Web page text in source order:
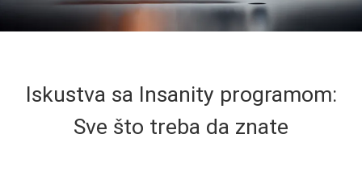
Iskustva sa Insanity programom:
Sve što treba da znate